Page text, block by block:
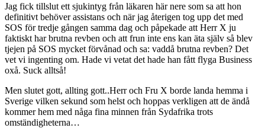
Jag fick tillslut ett sjukintyg från läkaren här nere som sa att hon
definitivt behöver assistans och när jag återigen tog upp det med
SOS för tredje gången samma dag och påpekade att Herr X ju
faktiskt har brutna revben och att frun inte ens kan äta själv så blev
tjejen på SOS mycket förvånad och sa: vaddå brutna revben? Det
vet vi ingenting om. Hade vi vetat det hade han fått flyga Business
oxå. Suck alltså!
Men slutet gott, allting gott..Herr och Fru X borde landa hemma i
Sverige vilken sekund som helst och hoppas verkligen att de ändå
kommer hem med någa fina minnen från Sydafrika trots
omständigheterna…